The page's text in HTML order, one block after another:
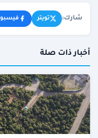
شارك: تويتر
أخبار ذات صلة